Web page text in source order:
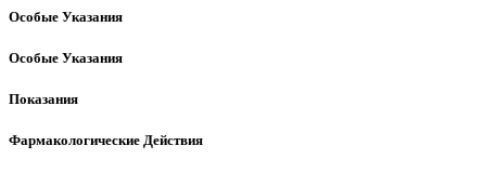
Особые Указания
Особые Указания
Показания
Фармакологические Действия